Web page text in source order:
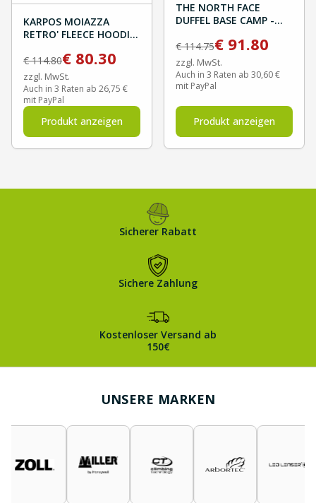
KARPOS MOIAZZA
RETRO' FLEECE HOODIE
€114.80€ 80.30
zzgl. MwSt.
Auch in 3 Raten ab 26,75 €
mit PayPal
Produkt anzeigen
THE NORTH FACE
DUFFEL BASE CAMP -
Black
€114.75€ 91.80
zzgl. MwSt.
Auch in 3 Raten ab 30,60 €
mit PayPal
Produkt anzeigen
Sicherer Rabatt
Sichere Zahlung
Kostenloser Versand ab
150€
UNSERE MARKEN